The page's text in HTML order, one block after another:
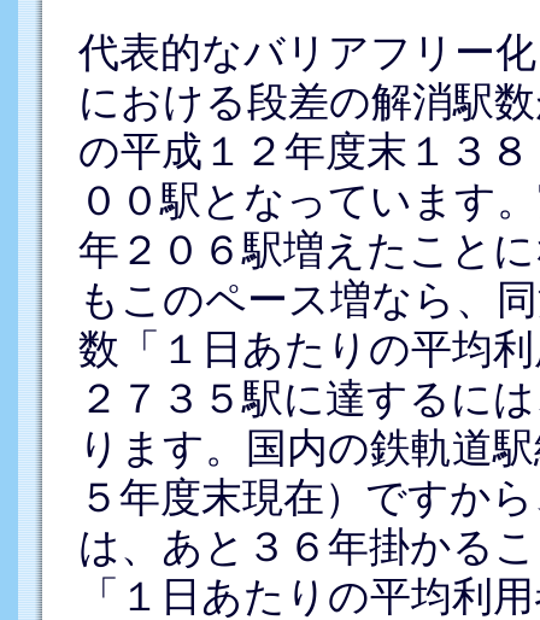
代表的なバリアフリー
における段差の解消駅
の平成１２年度末１３
００駅となっています
年２０６駅増えたこと
もこのペース増なら、
数「１日あたりの平均
２７３５駅に達するに
ります。国内の鉄軌道
５年度末現在）ですか
は、あと３６年掛かる
「１日あたりの平均利